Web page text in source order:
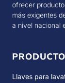
ofrecer
más exigentes
a nivel nacional
Llaves para